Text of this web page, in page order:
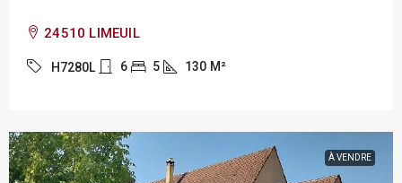
24510 LIMEUIL
H7280L 6 5 130 M²
À VENDRE